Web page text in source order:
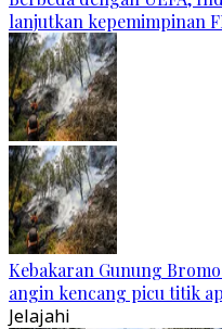
lanjutkan kepemimpinan
Kebakaran Gunung
angin kencang picu titik
Jelajahi